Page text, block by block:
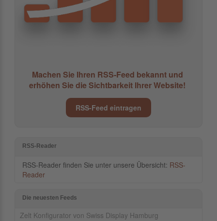
Machen Sie Ihren RSS-Feed bekannt und
erhöhen Sie die Sichtbarkeit Ihrer Website!
RSS-Feed eintragen
RSS-Reader
RSS-Reader finden Sie unter unsere Übersicht: RSS-
Reader
Die neuesten Feeds
Zelt Konfigurator von Swiss Display Hamburg